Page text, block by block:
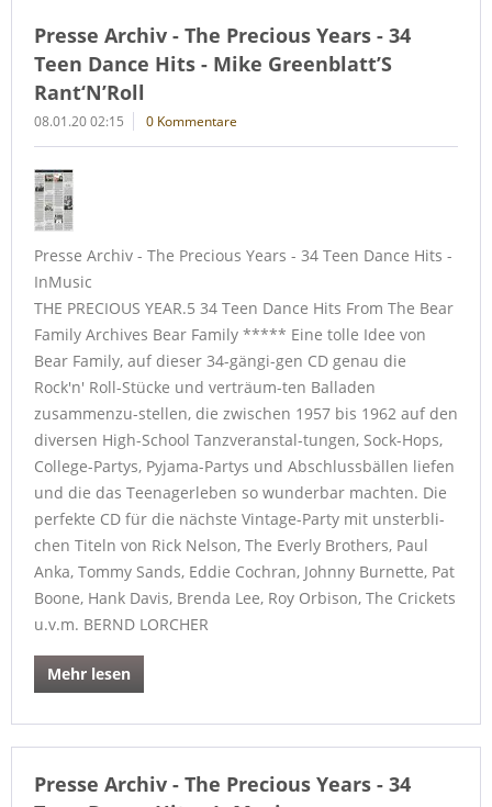
Presse Archiv - The Precious Years - 34
Teen Dance Hits - Mike Greenblatt’S
Rant‘N’Roll
08.01.20 02:15 0 Kommentare
Presse Archiv - The Precious Years - 34 Teen Dance Hits -
InMusic
THE PRECIOUS YEAR.5 34 Teen Dance Hits From The Bear
Family Archives Bear Family ***** Eine tolle Idee von
Bear Family, auf dieser 34-gängi-gen CD genau die
Rock'n' Roll-Stücke und verträum-ten Balladen
zusammenzu-stellen, die zwischen 1957 bis 1962 auf den
diversen High-School Tanzveranstal-tungen, Sock-Hops,
College-Partys, Pyjama-Partys und Abschlussbällen liefen
und die das Teenagerleben so wunderbar machten. Die
perfekte CD für die nächste Vintage-Party mit unsterbli-
chen Titeln von Rick Nelson, The Everly Brothers, Paul
Anka, Tommy Sands, Eddie Cochran, Johnny Burnette, Pat
Boone, Hank Davis, Brenda Lee, Roy Orbison, The Crickets
u.v.m. BERND LORCHER
Mehr lesen
Presse Archiv - The Precious Years - 34